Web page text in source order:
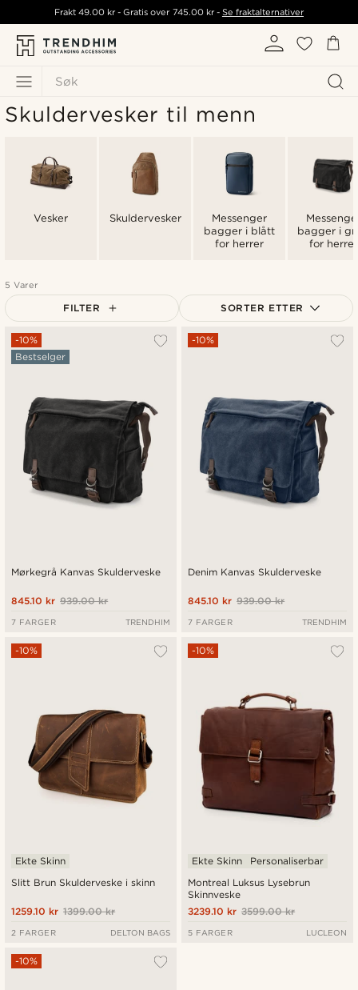
Søk
Frakt49.00 kr - Gratis over 745.00 kr- Se fraktalternativer
Skuldervesker til menn
Vesker Skuldervesker
Messenger
bagger i blått
for herrer
bagger i
for herrer
5 Varer
FILTER SORTER ETTER
Mest populært
Høyeste pris
Mørkegrå Kanvas Skulderveske
-10%
Bestselger
939.00 kr
845.10 kr
7 FARGER TRENDHIM
Denim Kanvas Skulderveske
-10%
939.00 kr
845.10 kr
7 FARGER TRENDHIM
Slitt Brun Skulderveske i skinn
-10%
Ekte Skinn
1399.00 kr
1259.10 kr
2 FARGER DELTON BAGS
Montreal Luksus Lysebrun
Skinnveske
-10%
Ekte Skinn Personaliserbar
3599.00 kr
3239.10 kr
5 FARGER LUCLEON
-10%